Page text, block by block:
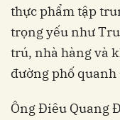
thực phẩm tập
trọng yếu như
trú, nhà hàng và
đường phố
Ông Điêu Quang